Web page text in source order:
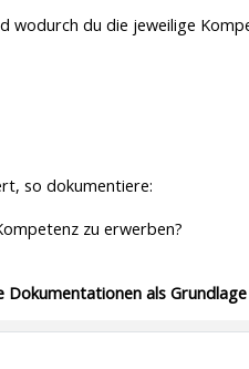
wodurch du die jeweilige
so dokumentiere:
zu erwerben?
als